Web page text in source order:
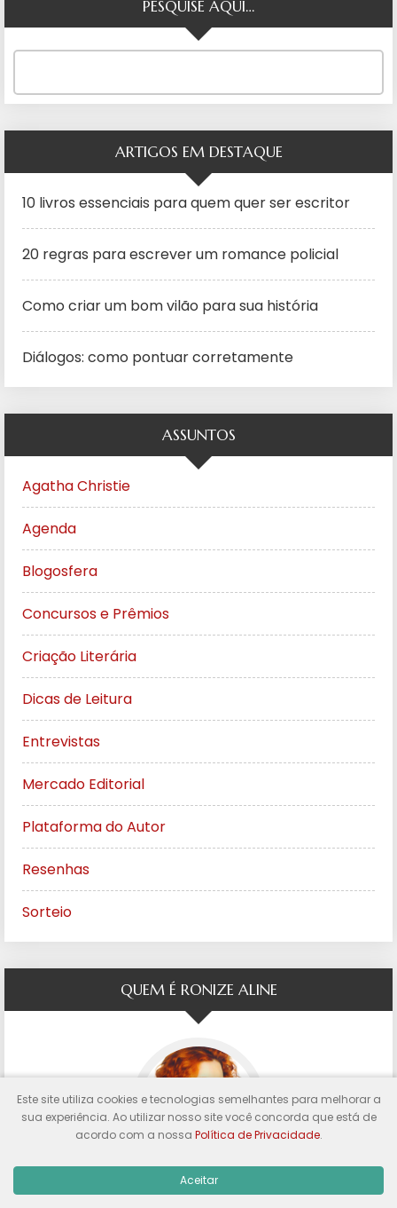
PESQUISE AQUI…
ARTIGOS EM DESTAQUE
10 livros essenciais para quem quer ser escritor
20 regras para escrever um romance policial
Como criar um bom vilão para sua história
Diálogos: como pontuar corretamente
ASSUNTOS
Agatha Christie
Agenda
Blogosfera
Concursos e Prêmios
Criação Literária
Dicas de Leitura
Entrevistas
Mercado Editorial
Plataforma do Autor
Resenhas
Sorteio
QUEM É RONIZE ALINE
Escritora, crítica e consultora literária.
Este site utiliza cookies e tecnologias semelhantes para melhorar a
sua experiência. Ao utilizar nosso site você concorda que está de
acordo com a nossa Política de Privacidade.
Aceitar